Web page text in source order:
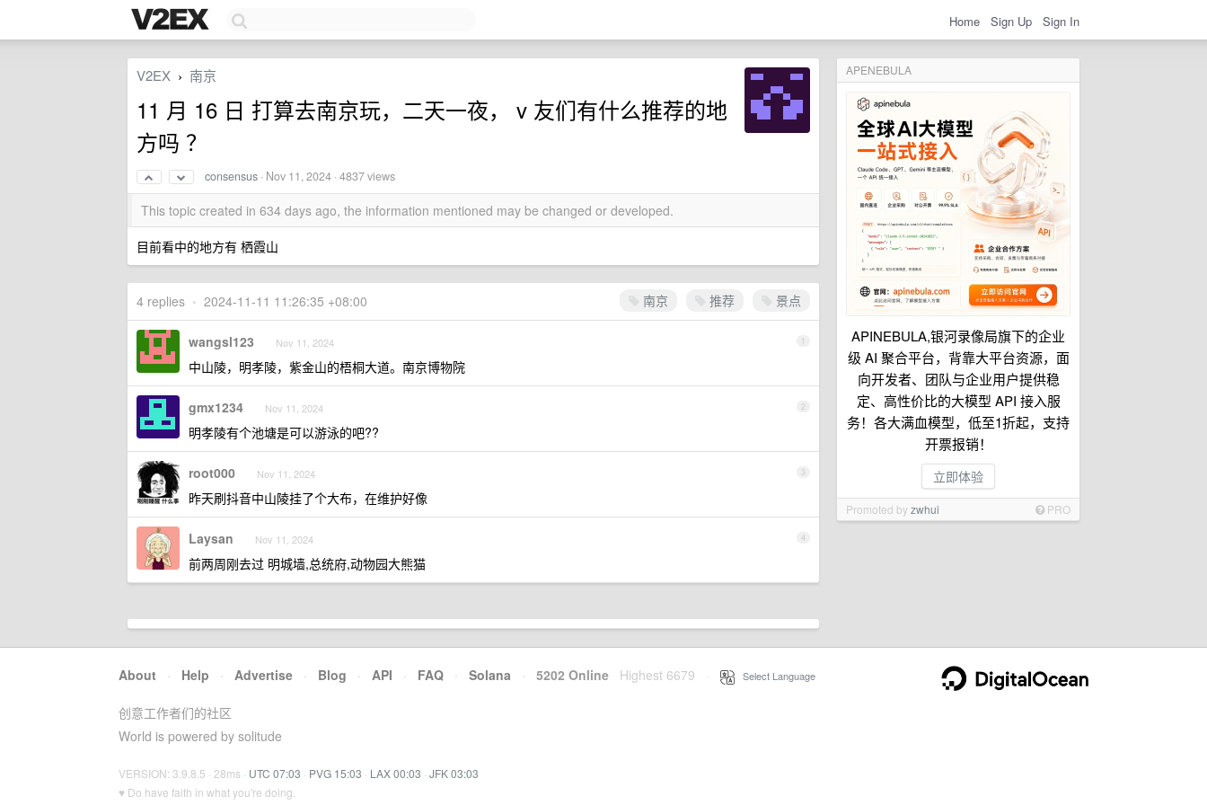
Home Sign Up Sign In
APENEBULA
APINEBULA,银河录像局旗下的企业
级 AI 聚合平台，背靠大平台资源，面
向开发者、团队与企业用户提供稳
定、高性价比的大模型 API 接入服
务！各大满血模型，低至1折起，支持
开票报销！
立即体验
Promoted byzwhui PRO
V2EX › 南京
11 月 16 日 打算去南京玩，二天一夜， v 友们有什么推荐的地
方吗 ？
consensus · Nov 11, 2024 · 4837 views
This topic created in 634 days ago, the information mentioned may be changed or developed.
目前看中的地方有 栖霞山
南京 推荐 景点
4 replies • 2024-11-11 11:26:35 +08:00
1
wangsl123 Nov 11, 2024
中山陵，明孝陵，紫金山的梧桐大道。南京博物院
2
gmx1234 Nov 11, 2024
明孝陵有个池塘是可以游泳的吧??
3
root000 Nov 11, 2024
昨天刷抖音中山陵挂了个大布，在维护好像
4
Laysan Nov 11, 2024
前两周刚去过 明城墙,总统府,动物园大熊猫
About · Help · Advertise · Blog · API · FAQ · Solana · 5202 Online Highest 6679 Select Language
创意工作者们的社区
World is powered by solitude
VERSION: 3.9.8.5 · 28ms · UTC 07:03 · PVG 15:03 · LAX 00:03 · JFK 03:03
♥ Do have faith in what you're doing.